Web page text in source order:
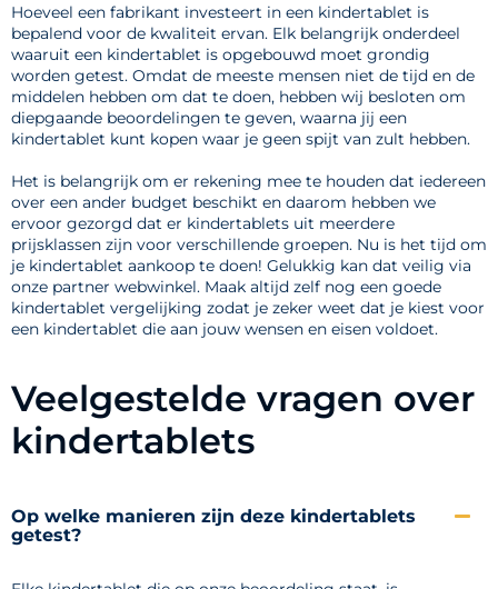
Hoeveel een fabrikant investeert in een kindertablet is
bepalend voor de kwaliteit ervan. Elk belangrijk onderdeel
waaruit een kindertablet is opgebouwd moet grondig
worden getest. Omdat de meeste mensen niet de tijd en de
middelen hebben om dat te doen, hebben wij besloten om
diepgaande beoordelingen te geven, waarna jij een
kindertablet kunt kopen waar je geen spijt van zult hebben.
Het is belangrijk om er rekening mee te houden dat iedereen
over een ander budget beschikt en daarom hebben we
ervoor gezorgd dat er kindertablets uit meerdere
prijsklassen zijn voor verschillende groepen. Nu is het tijd om
je kindertablet aankoop te doen! Gelukkig kan dat veilig via
onze partner webwinkel. Maak altijd zelf nog een goede
kindertablet vergelijking zodat je zeker weet dat je kiest voor
een kindertablet die aan jouw wensen en eisen voldoet.
Veelgestelde vragen over
kindertablets
Op welke manieren zijn deze kindertablets
getest?